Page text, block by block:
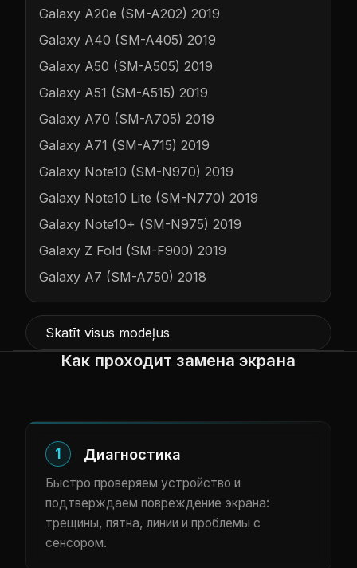
Galaxy A20e (SM-A202) 2019
Galaxy A40 (SM-A405) 2019
Galaxy A50 (SM-A505) 2019
Galaxy A51 (SM-A515) 2019
Galaxy A70 (SM-A705) 2019
Galaxy A71 (SM-A715) 2019
Galaxy Note10 (SM-N970) 2019
Galaxy Note10 Lite (SM-N770) 2019
Galaxy Note10+ (SM-N975) 2019
Galaxy Z Fold (SM-F900) 2019
Galaxy A7 (SM-A750) 2018
Skatīt visus modeļus
Как проходит замена экрана
1 Диагностика
Быстро проверяем устройство и
подтверждаем повреждение экрана:
трещины, пятна, линии и проблемы с
сенсором.